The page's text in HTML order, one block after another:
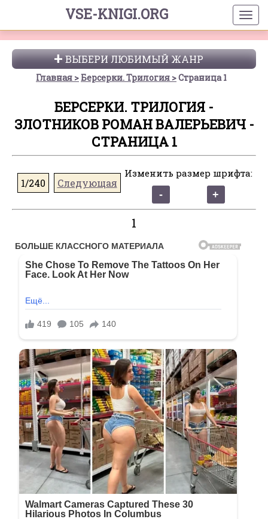
VSE-KNIGI.ORG
ВЫБЕРИ ЛЮБИМЫЙ ЖАНР
Главная Берсерки. Трилогия Страница 1
БЕРСЕРКИ. ТРИЛОГИЯ -
ЗЛОТНИКОВ РОМАН ВАЛЕРЬЕВИЧ -
СТРАНИЦА 1
1/240 Следующая
Изменить размер шрифта:
1